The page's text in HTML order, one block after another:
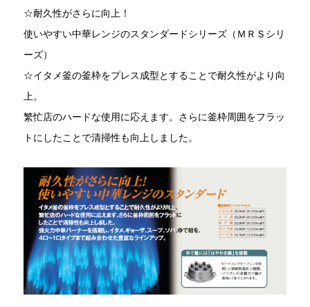
☆耐久性がさらに向上！
使いやすい中華レンジのスタンダードシリーズ（ＭＲＳシリ
ーズ）
☆イタメ釜の釜枠をプレス成型とすることで耐久性がより向
上。
繁忙店のハードな使用に応えます。さらに釜枠周囲をフラッ
トにしたことで清掃性も向上しました。